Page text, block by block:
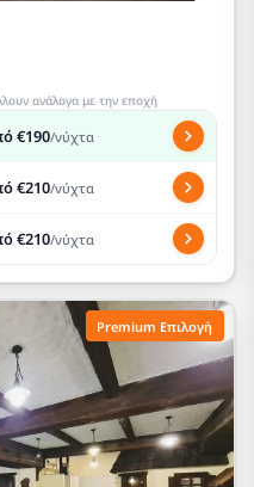
ανάλογα με την εποχή
€190/νύχτα
€210/νύχτα
€210/νύχτα
Premium Επιλογή